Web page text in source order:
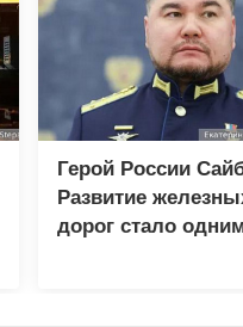
Герой России
Развитие
дорог стало